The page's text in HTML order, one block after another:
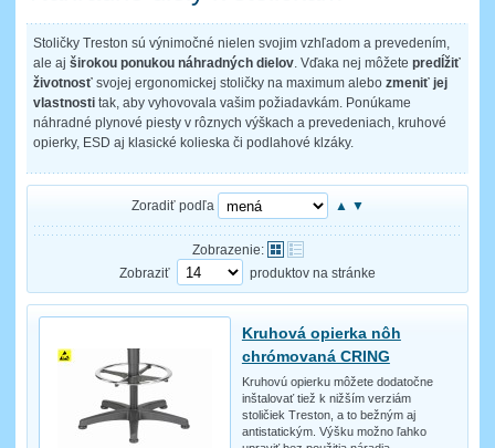
Stoličky Treston sú výnimočné nielen svojim vzhľadom a prevedením,
ale aj širokou ponukou náhradných dielov . Vďaka nej môžete predĺžiť
životnosť svojej ergonomickej stoličky na maximum alebo zmeniť jej
vlastnosti tak, aby vyhovovala vašim požiadavkám. Ponúkame
náhradné plynové piesty v rôznych výškach a prevedeniach, kruhové
opierky, ESD aj klasické kolieska či podlahové klzáky.
Zoradiť podľa ▲ ▼
Zobrazenie:
Zobraziť
produktov na stránke
Kruhová opierka nôh
chrómovaná CRING
Kruhovú opierku môžete dodatočne
inštalovať tiež k nižším verziám
stoličiek Treston, a to bežným aj
antistatickým. Výšku možno ľahko